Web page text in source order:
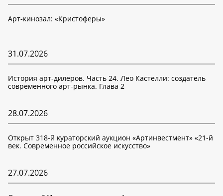
Арт-кинозал: «Кристоферы»
31.07.2026
История арт-дилеров. Часть 24. Лео Кастелли: создатель
современного арт-рынка. Глава 2
28.07.2026
Открыт 318-й кураторский аукцион «Артинвестмент» «21-й
век. Современное российское искусство»
27.07.2026